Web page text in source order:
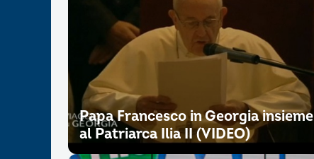
Papa Francesco in Georgia insieme
al Patriarca Ilia II (VIDEO)